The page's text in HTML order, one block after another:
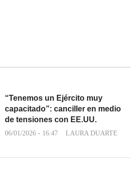
“Tenemos un Ejército muy
capacitado”: canciller en medio
de tensiones con EE.UU.
06/01/2026 - 16:47 LAURA DUARTE